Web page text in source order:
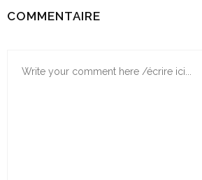
COMMENTAIRE